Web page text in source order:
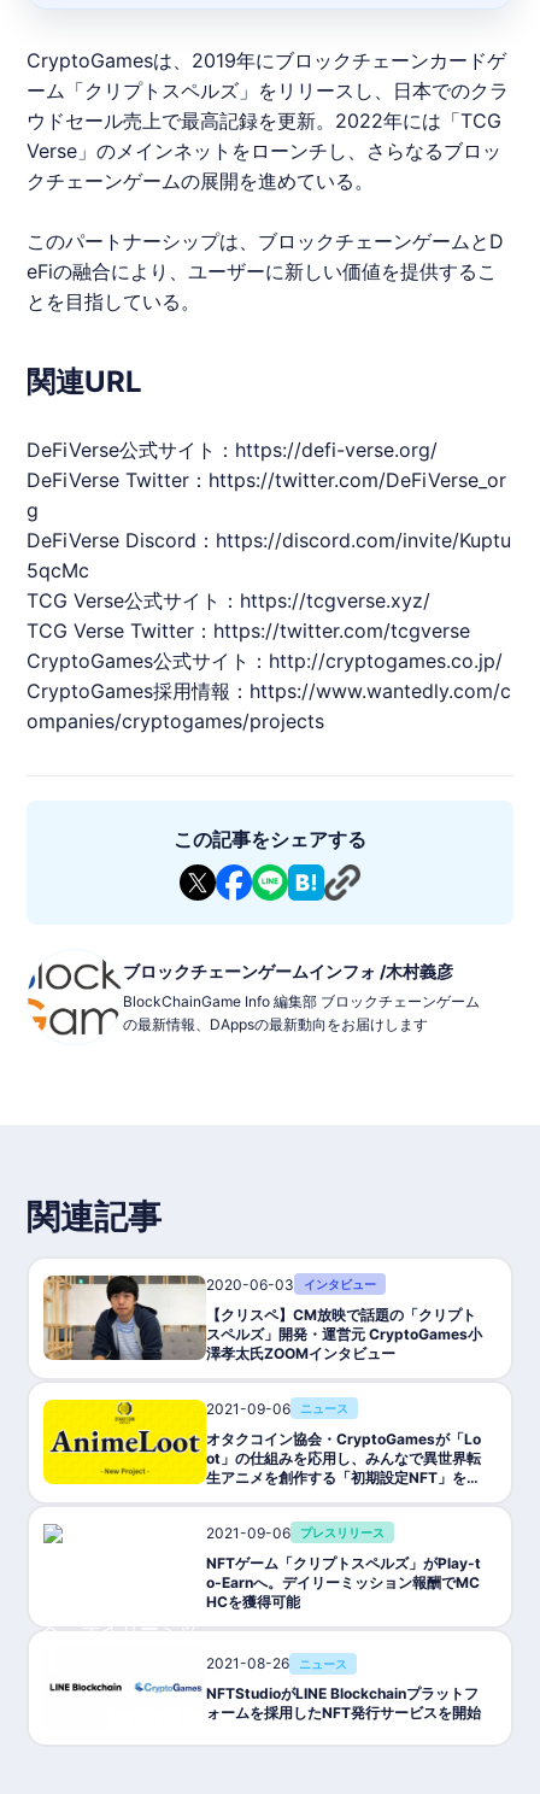
CryptoGamesは、2019年にブロックチェーンカードゲ
ーム「クリプトスペルズ」をリリースし、日本でのクラ
ウドセール売上で最高記録を更新。2022年には「TCG
Verse」のメインネットをローンチし、さらなるブロッ
クチェーンゲームの展開を進めている。
このパートナーシップは、ブロックチェーンゲームと D
eFiの融合により、ユーザーに新しい価値を提供するこ
とを目指している。
関連URL
DeFiVerse公式サイト： https://defi-verse.org/
DeFiVerse Twitter： https://twitter.com/DeFiVerse _or
g
DeFiVerse Discord： https://discord.com/invite/Kuptu
5qcMc
TCG Verse公式サイト： https://tcgverse.xyz/
TCG Verse Twitter： https://twitter.com/tcgverse
CryptoGames公式サイト： http://cryptogames.co.jp/
CryptoGames採用情報： https://www.wantedly.com/c
ompanies/cryptogames/projects
この記事をシェアする
ブロックチェーンゲームインフォ /木村義彦
BlockChainGame Info 編集部 ブロックチェーンゲーム
の最新情報、DAppsの最新動向をお届けします
関連記事
2020-06-03 インタビュー
【クリスペ】CM放映で話題の「クリプト
スペルズ」開発・運営元 CryptoGames小
澤孝太氏ZOOMインタビュー
2021-09-06 ニュース
オタクコイン協会・CryptoGamesが「Lo
ot」の仕組みを応用し、みんなで異世界転
生アニメを創作する「初期設定NFT」を無
2021-09-06
プレスリリース
NFTゲーム「クリプトスペルズ」がPlay-t
o-Earnへ。デイリーミッション報酬でMC
HCを獲得可能
2021-08-26 ニュース
NFTStudioがLINE Blockchainプラットフ
ォームを採用したNFT発行サービスを開始